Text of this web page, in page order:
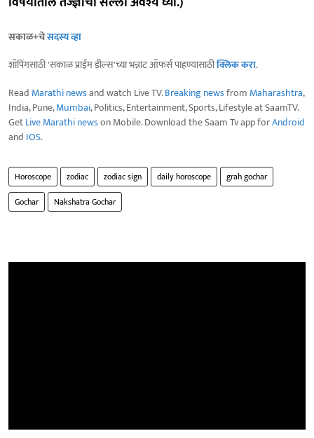
सकाळ+चेसदस्य व्हा
शॉपिंगसाठी 'सकाळ प्राईम डील्स'च्या भन्नाट ऑफर्स पाहण्यासाठीक्लिक करा.
Read Marathi newsand watch Live TV.Breaking newsfrom Maharashtra,
India, Pune,Mumbai, Politics, Entertainment, Sports, Lifestyle at SaamTV.
GetLive Marathi newson Mobile. Download the Saam Tv app forAndroid
and IOS.
Horoscope zodiac zodiac sign daily horoscope
grah gochar
Gochar
Nakshatra Gochar